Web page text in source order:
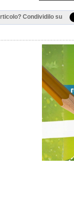
Condividilo su